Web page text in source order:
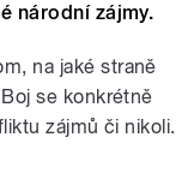
národní zájmy.
na jaké straně
se konkrétně
zájmů či nikoli.